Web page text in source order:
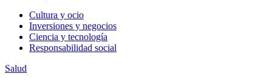
Cultura y ocio
Inversiones y negocios
Ciencia y tecnología
Responsabilidad social
Salud